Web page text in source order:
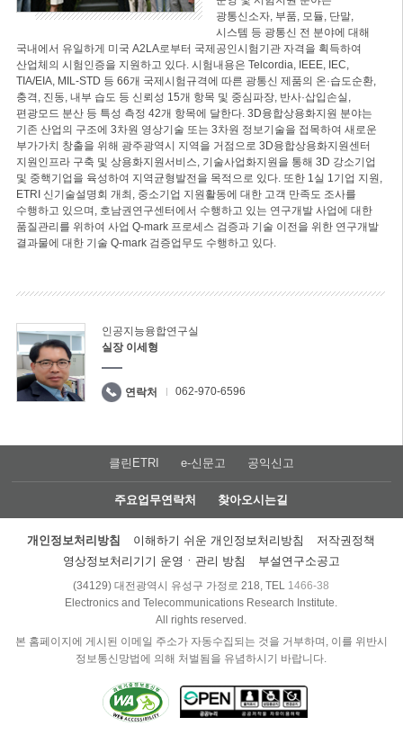
광통신소자, 부품, 모듈, 단말,
시스템 등 광통신 전 분야에 대해
국내에서 유일하게 미국 A2LA로부터 국제공인시험기관 자격을 획득하여
산업체의 시험인증을 지원하고 있다. 시험내용은 Telcordia, IEEE, IEC,
TIA/EIA, MIL-STD 등 66개 국제시험규격에 따른 광통신 제품의 온·습도순환,
충격, 진동, 내부 습도 등 신뢰성 15개 항목 및 중심파장, 반사·삽입손실,
편광모드 분산 등 특성 측정 42개 항목에 달한다. 3D융합상용화지원 분야는
기존 산업의 구조에 3차원 영상기술 또는 3차원 정보기술을 접목하여 새로운
부가가치 창출을 위해 광주광역시 지역을 거점으로 3D융합상용화지원센터
지원인프라 구축 및 상용화지원서비스, 기술사업화지원을 통해 3D 강소기업
및 중핵기업을 육성하여 지역균형발전을 목적으로 있다. 또한 1실 1기업 지원,
ETRI 신기술설명회 개최, 중소기업 지원활동에 대한 고객 만족도 조사를
수행하고 있으며, 호남권연구센터에서 수행하고 있는 연구개발 사업에 대한
품질관리를 위하여 사업 Q-mark 프로세스 검증과 기술 이전을 위한 연구개발
결과물에 대한 기술 Q-mark 검증업무도 수행하고 있다.
인공지능융합연구실
실장 이세형
연락처 062-970-6596
클린ETRI e-신문고 공익신고
주요업무연락처 찾아오시는길
개인정보처리방침 이해하기 쉬운 개인정보처리방침
저작권정책
영상정보처리기기 운영ㆍ관리 방침
부설연구소공고
(34129) 대전광역시 유성구 가정로 218, TEL 1466-38
Electronics and Telecommunications Research Institute.
All rights reserved.
본 홈페이지에 게시된 이메일 주소가 자동수집되는 것을 거부하며, 이를 위반시
정보통신망법에 의해 처벌됨을 유념하시기 바랍니다.